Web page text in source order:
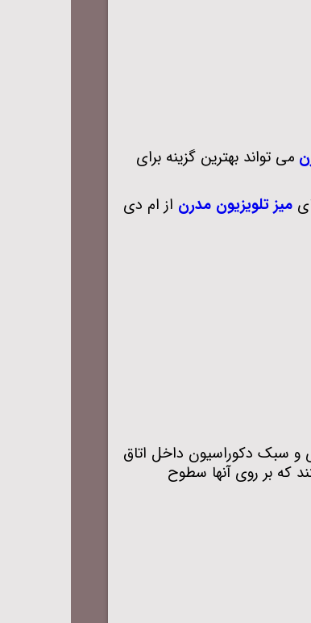
می‌ تواند بهترین گزینه برای
میز تلویزیون مدرن از ام ‌دی
و سبک دکوراسیون داخل اتاق
که بر روی آنها سطوح